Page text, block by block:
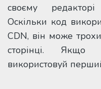
своєму
Оскільки код
CDN, він може
сторінці. Якщо
використовуй